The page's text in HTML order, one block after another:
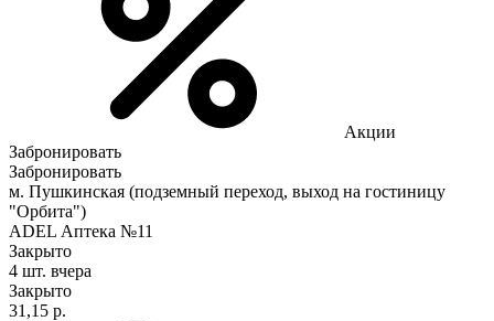
Акции
Забронировать
Забронировать
м. Пушкинская (подземный переход, выход на гостиницу
"Орбита")
ADEL Аптека №11
Закрыто
4 шт. вчера
Закрыто
31,15 р.